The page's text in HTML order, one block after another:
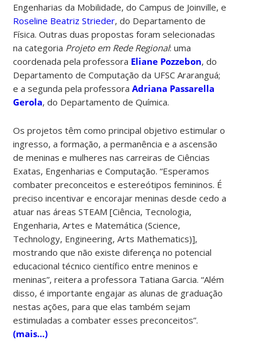
Engenharias da Mobilidade, do Campus de Joinville, e
Roseline Beatriz Strieder, do Departamento de
Física. Outras duas propostas foram selecionadas
na categoria Projeto em Rede Regional: uma
coordenada pela professora Eliane Pozzebon, do
Departamento de Computação da UFSC Araranguá;
e a segunda pela professoraAdriana Passarella
Gerola, do Departamento de Química.
Os projetos têm como principal objetivo estimular o
ingresso, a formação, a permanência e a ascensão
de meninas e mulheres nas carreiras de Ciências
Exatas, Engenharias e Computação.“Esperamos
combater preconceitos e estereótipos femininos. É
preciso incentivar e encorajar meninas desde cedo a
atuar nas áreas STEAM [Ciência, Tecnologia,
Engenharia, Artes e Matemática (Science,
Technology, Engineering, Arts Mathematics)],
mostrando que não existe diferença no potencial
educacional técnico científico entre meninos e
meninas”, reitera a professora Tatiana Garcia. “Além
disso, é importante engajar as alunas de graduação
nestas ações, para que elas também sejam
estimuladas a combater esses preconceitos”.
(mais…)